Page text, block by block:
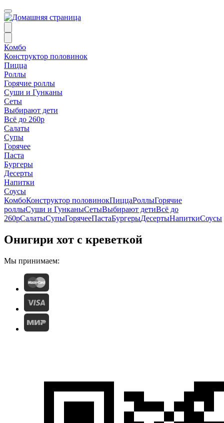
Комбо
Конструктор половинок
Пицца
Роллы
Горячие роллы
Суши и Гунканы
Сеты
Выбирают дети
Всё до 260р
Салаты
Супы
Горячее
Паста
Бургеры
Десерты
Напитки
Соусы
КомбоКонструктор половинокПиццаРоллыГорячие
роллыСуши и ГунканыСетыВыбирают детиВсё до
260рСалатыСупыГорячееПастаБургерыДесертыНапиткиСоусы
Онигири хот с креветкой
Мы принимаем: